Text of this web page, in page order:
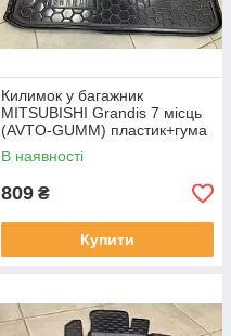
Килимок у багажник
MITSUBISHI Grandis 7 місць
(AVTO-GUMM) пластик+гума
В наявності
809 ₴
Купити